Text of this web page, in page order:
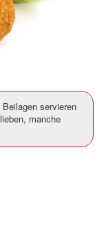
servieren
manche